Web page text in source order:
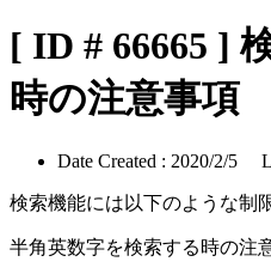
[ ID # 66665 ]
時の注意事項
Date Created : 2020/2/5
検索機能には以下のような制
半角英数字を検索する時の注